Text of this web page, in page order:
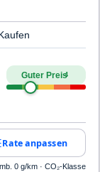
Guter Preis4
Rate anpassen
0 g/km · CO₂-Klasse